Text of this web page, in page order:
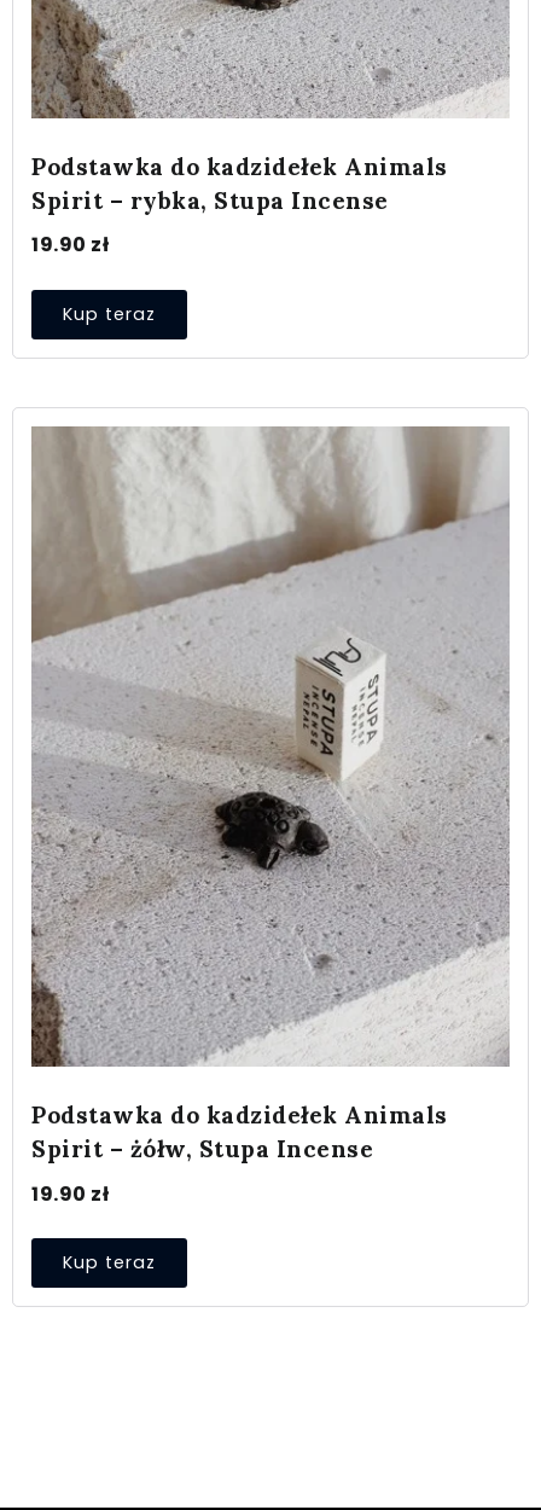
Podstawka do kadzidełek Animals
Spirit – rybka, Stupa Incense
19.90 zł
Kup teraz
Podstawka do kadzidełek Animals
Spirit – żółw, Stupa Incense
19.90 zł
Kup teraz